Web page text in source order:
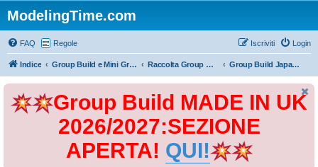
ModelingTime.com
FAQ Regole Login
Iscriviti
Indice Group Build e Mini Group Build Raccolta Group Build Group Build Japan Style 2017
Group Build MADE IN UK
2026/2027:SEZIONE
APERTA! QUI!